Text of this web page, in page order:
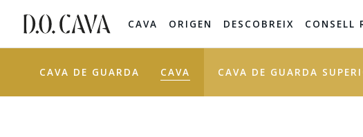
CAVA ORIGEN DESCOBREIX CONSELL
CAVA DE GUARDA CAVA CAVA DE GUARDA